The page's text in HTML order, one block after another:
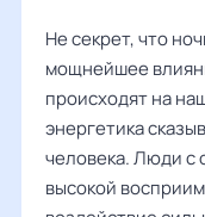
Не секрет, что
мощнейшее
происходят на
энергетика
человека. Люди с
высокой